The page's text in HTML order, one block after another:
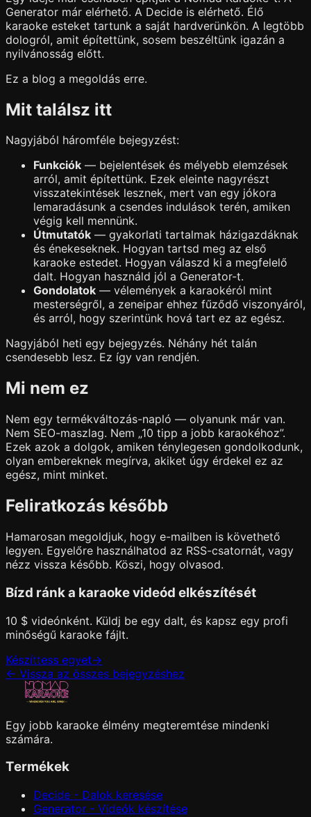
Generator már elérhető. A Decide is elérhető. Élő
karaoke esteket tartunk a saját hardverünkön. A legtöbb
dologról, amit építettünk, sosem beszéltünk igazán a
nyilvánosság előtt.
Ez a blog a megoldás erre.
Mit találsz itt
Nagyjából háromféle bejegyzést:
Funkciók — bejelentések és mélyebb elemzések
arról, amit építettünk. Ezek eleinte nagyrészt
visszatekintések lesznek, mert van egy jókora
lemaradásunk a csendes indulások terén, amiken
végig kell mennünk.
Útmutatók — gyakorlati tartalmak házigazdáknak
és énekeseknek. Hogyan tartsd meg az első
karaoke estedet. Hogyan válaszd ki a megfelelő
dalt. Hogyan használd jól a Generator-t.
Gondolatok — vélemények a karaokéról mint
mesterségről, a zeneipar ehhez fűződő viszonyáról,
és arról, hogy szerintünk hová tart ez az egész.
Nagyjából heti egy bejegyzés. Néhány hét talán
csendesebb lesz. Ez így van rendjén.
Mi nem ez
Nem egy termékváltozás-napló — olyanunk már van.
Nem SEO-maszlag. Nem „10 tipp a jobb karaokéhoz”.
Ezek azok a dolgok, amiken ténylegesen gondolkodunk,
olyan embereknek megírva, akiket úgy érdekel ez az
egész, mint minket.
Feliratkozás később
Hamarosan megoldjuk, hogy e-mailben is követhető
legyen. Egyelőre használhatod az RSS-csatornát, vagy
nézz vissza később. Köszi, hogy olvasod.
Bízd ránk a karaoke videód elkészítését
10 $ videónként. Küldj be egy dalt, és kapsz egy profi
minőségű karaoke fájlt.
Készíttess egyet→
← Vissza az összes bejegyzéshez
Egy jobb karaoke élmény megteremtése mindenki
számára.
Termékek
Decide - Dalok keresése
Generator - Videók készítése